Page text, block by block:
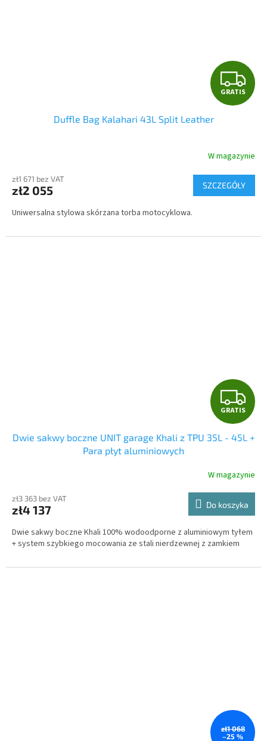
G
R
T
I
S
GRATIS
Duffle Bag Kalahari 43L Split Leather
W magazynie
zł1 671 bez VAT
zł2 055 SZCZEGÓŁY
Uniwersalna stylowa skórzana torba motocyklowa.
G
R
A
T
I
S
GRATIS
Dwie sakwy boczne UNIT garage Khali z TPU 35L - 45L +
Para płyt aluminiowych
W magazynie
zł3 363 bez VAT
zł4 137 Do koszyka
Dwie sakwy boczne Khali 100% wodoodporne z aluminiowym tyłem
+ system szybkiego mocowania ze stali nierdzewnej z zamkiem
zł1 068
–25 %